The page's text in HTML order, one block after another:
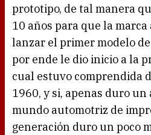
prototipo, de tal manera
10 años para que la
lanzar el primer modelo
por ende le dio inicio a la
cual estuvo comprendida
1960, y si, apenas duro un
mundo automotriz de
generación duro un poco